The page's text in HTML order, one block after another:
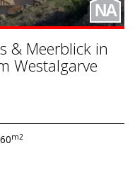
NA
& Meerblick in
Westalgarve
m2